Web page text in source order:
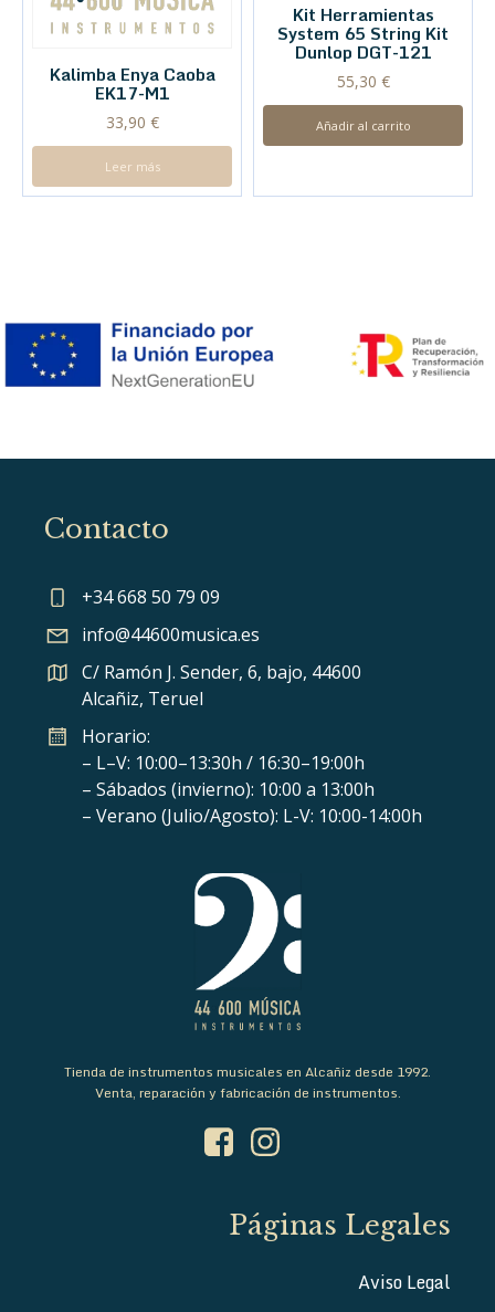
Kalimba Enya Caoba
EK17-M1
33,90 €
Leer más
Kit Herramientas
System 65 String Kit
Dunlop DGT-121
55,30 €
Añadir al carrito
Contacto
+34 668 50 79 09
info@44600musica.es
C/ Ramón J. Sender, 6, bajo, 44600
Alcañiz, Teruel
Horario:
– L–V: 10:00–13:30h / 16:30–19:00h
– Sábados (invierno): 10:00 a 13:00h
– Verano (Julio/Agosto): L-V: 10:00-14:00h
Tienda de instrumentos musicales en Alcañiz desde 1992.
Venta, reparación y fabricación de instrumentos.
Páginas Legales
Aviso Legal